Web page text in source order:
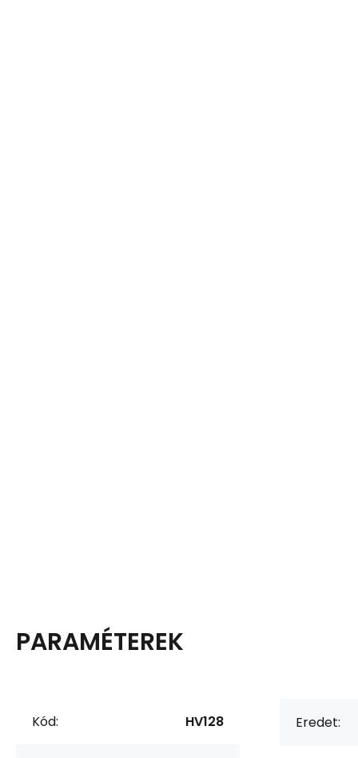
PARAMÉTEREK
Kód: HV128 Eredet: